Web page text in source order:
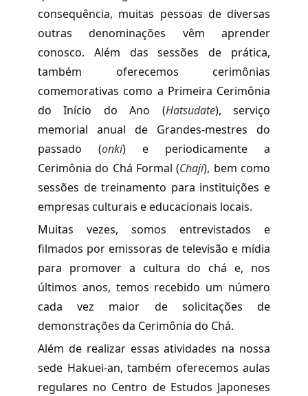
consequência, muitas pessoas de diversas
outras denominações vêm aprender
conosco. Além das sessões de prática,
também oferecemos cerimônias
comemorativas como a Primeira Cerimônia
do Início do Ano (Hatsudate), serviço
memorial anual de Grandes-mestres do
passado (onki) e periodicamente a
Cerimônia do Chá Formal (Chaji), bem como
sessões de treinamento para instituições e
empresas culturais e educacionais locais.
Muitas vezes, somos entrevistados e
filmados por emissoras de televisão e mídia
para promover a cultura do chá e, nos
últimos anos, temos recebido um número
cada vez maior de solicitações de
demonstrações da Cerimônia do Chá.
Além de realizar essas atividades na nossa
sede Hakuei-an, também oferecemos aulas
regulares no Centro de Estudos Japoneses